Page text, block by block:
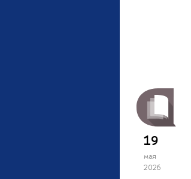
19
мая
2026